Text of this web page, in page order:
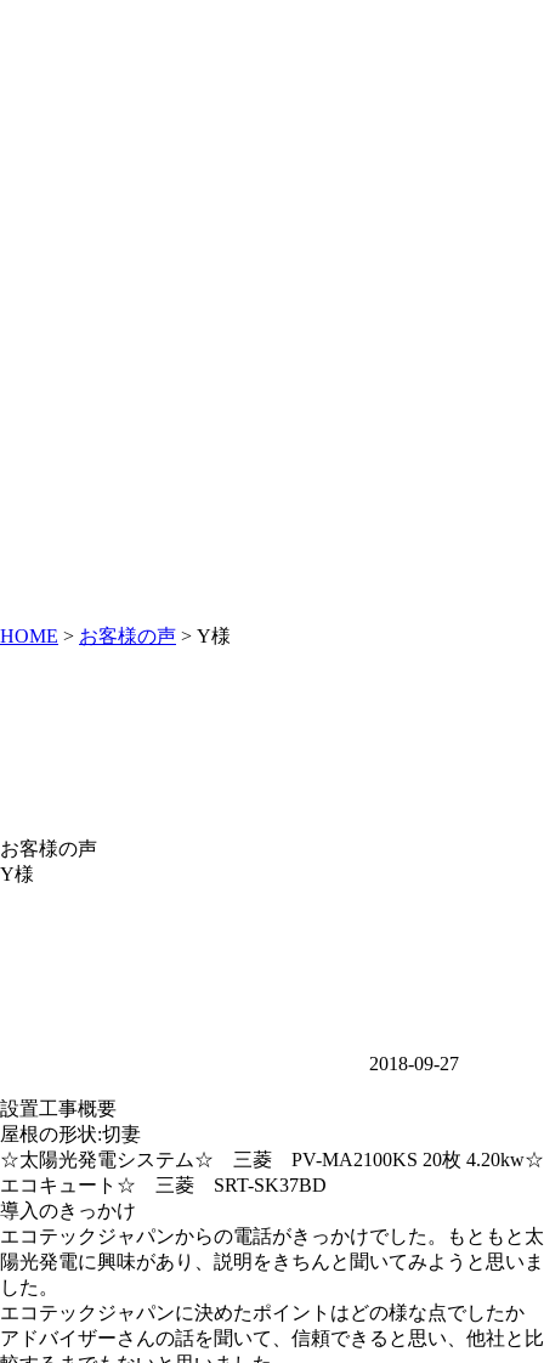
HOME > お客様の声 > Y様
お客様の声
Y様
2018-09-27
設置工事概要
屋根の形状:切妻
☆太陽光発電システム☆ 三菱 PV-MA2100KS 20枚 4.20kw☆
エコキュート☆ 三菱 SRT-SK37BD
導入のきっかけ
エコテックジャパンからの電話がきっかけでした。もともと太
陽光発電に興味があり、説明をきちんと聞いてみようと思いま
した。
エコテックジャパンに決めたポイントはどの様な点でしたか
アドバイザーさんの話を聞いて、信頼できると思い、他社と比